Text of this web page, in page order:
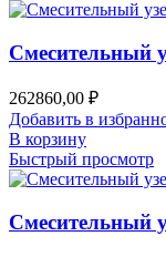
Смесительный
262860,00 ₽
Добавить в
В корзину
Быстрый просмотр
Смесительный